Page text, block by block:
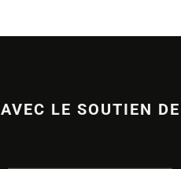
AVEC LE SOUTIEN DE